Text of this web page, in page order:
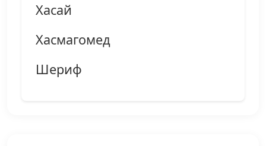
Хасай
Хасмагомед
Шериф